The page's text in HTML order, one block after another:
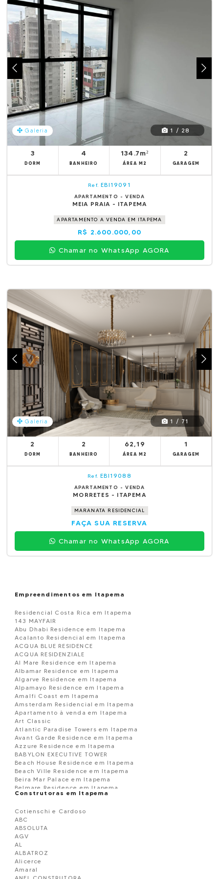
Galeria 1 / 28
3
DORM
4
BANHEIRO
134.7m²
ÁREA M2
2
GARAGEM
Ref. EBI19091
APARTAMENTO - VENDA
MEIA PRAIA - ITAPEMA
APARTAMENTO A VENDA EM ITAPEMA
R$ 2.600.000,00
Chamar no WhatsApp AGORA
Galeria 1 / 71
2
DORM
2
BANHEIRO
62,19
ÁREA M2
1
GARAGEM
Ref. EBI19088
APARTAMENTO - VENDA
MORRETES - ITAPEMA
MARANATA RESIDENCIAL
FAÇA SUA RESERVA
Chamar no WhatsApp AGORA
Empreendimentos em Itapema
Residencial Costa Rica em Itapema
143 MAYFAIR
Abu Dhabi Residence em Itapema
Acalanto Residencial em Itapema
ACQUA BLUE RESIDENCE
ACQUA RESIDENZIALE
Al Mare Residence em Itapema
Albamar Residence em Itapema
Algarve Residence em Itapema
Alpamayo Residence em Itapema
Amalfi Coast em Itapema
Amsterdam Residencial em Itapema
Apartamento à venda em Itapema
Art Classic
Atlantic Paradise Towers em Itapema
Avant Garde Residence em Itapema
Azzure Residence em Itapema
BABYLON EXECUTIVE TOWER
Beach House Residence em Itapema
Beach Ville Residence em Itapema
Beira Mar Palace em Itapema
Belmare Residence em Itapema
BELVEDERE
Blue View em Itapema
Boulevard Dois 86 em Itapema
BOURBON RESIDENCE
Brandemburgo Residence em Itapema
BRISA DO MAR
Brooklyn Tower em Itapema
Campo Verde Loteamento em Itapema
Capadócia Residence em Itapema
Construtoras em Itapema
Cotienschi e Cardoso
ABC
ABSOLUTA
AGV
AL
ALBATROZ
Alicerce
Amaral